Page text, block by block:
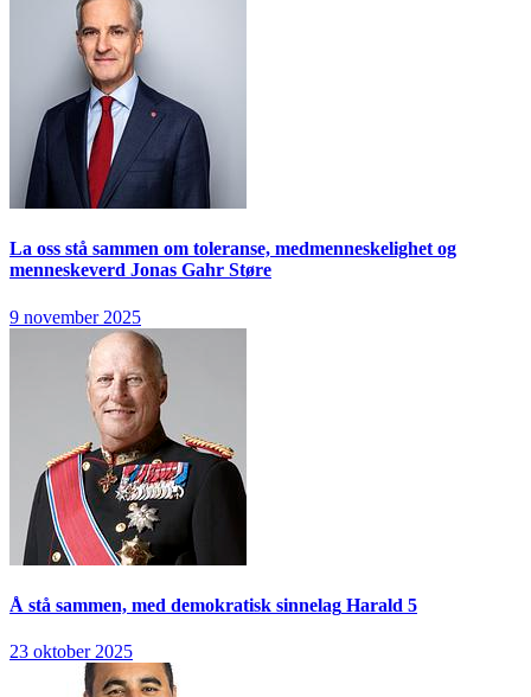
La oss stå sammen om toleranse, medmenneskelighet og
menneskeverd Jonas Gahr Støre
9 november 2025
Å stå sammen, med demokratisk sinnelag Harald 5
23 oktober 2025